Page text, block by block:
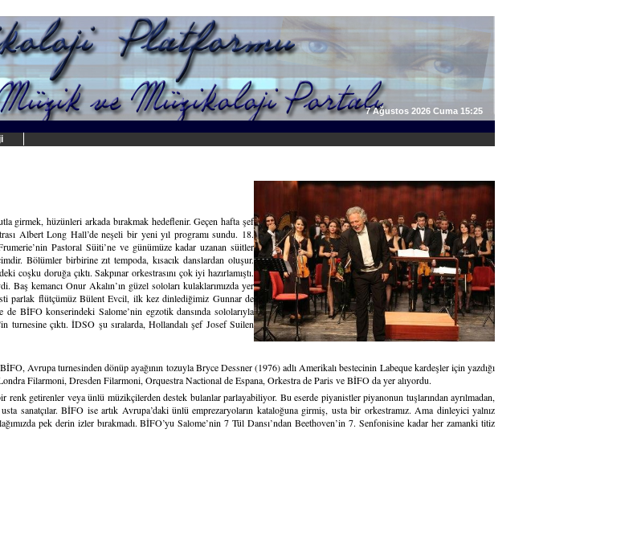
7 Ağustos 2026 Cuma 15:25
girmek, hüzünleri arkada bırakmak hedeflenir. Geçen hafta şef
Albert Long Hall’de neşeli bir yeni yıl programı sundu. 18.
Pastoral Süiti’ne ve günümüze kadar uzanan süitler
Bölümler birbirine zıt tempoda, kısacık danslardan oluşur.
doruğa çıktı. Sakpınar orkestrasını çok iyi hazırlamıştı.
kemancı Onur Akalın’ın güzel soloları kulaklarımızda yer
parlak flütçümüz Bülent Evcil, ilk kez dinlediğimiz Gunnar de
de BİFO konserindeki Salome’nin egzotik dansında sololarıyla
çıktı. İDSO şu sıralarda, Hollandalı şef Josef Suilen
Avrupa turnesinden dönüp ayağının tozuyla Bryce Dessner (1976) adlı Amerikalı bestecinin Labeque kardeşler için yazdığı
Filarmoni, Dresden Filarmoni, Orquestra Nactional de Espana, Orkestra de Paris ve BİFO da yer alıyordu.
getirenler veya ünlü müzikçilerden destek bulanlar parlayabiliyor. Bu eserde piyanistler piyanonun tuşlarından ayrılmadan,
sanatçılar. BİFO ise artık Avrupa’daki ünlü emprezaryoların kataloğuna girmiş, usta bir orkestramız. Ama dinleyici yalnız
pek derin izler bırakmadı. BİFO’yu Salome’nin 7 Tül Dansı’ndan Beethoven’in 7. Senfonisine kadar her zamanki titiz